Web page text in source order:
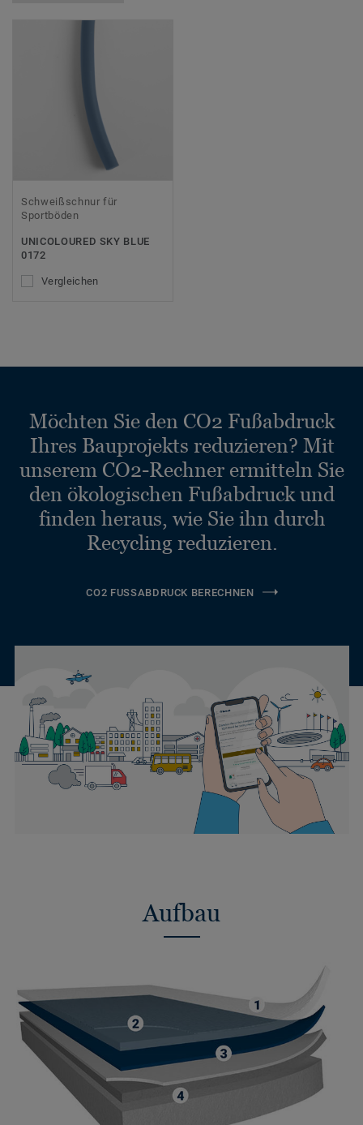
Schweißschnur für
Sportböden
UNICOLOURED SKY BLUE
0172
Vergleichen
Möchten Sie den CO2 Fußabdruck
Ihres Bauprojekts reduzieren? Mit
unserem CO2-Rechner ermitteln Sie
den ökologischen Fußabdruck und
finden heraus, wie Sie ihn durch
Recycling reduzieren.
CO2 FUSSABDRUCK BERECHNEN
Aufbau